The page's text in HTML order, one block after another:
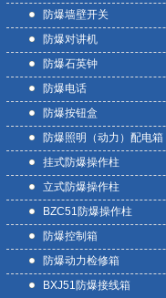
防爆墙壁开关
防爆对讲机
防爆石英钟
防爆电话
防爆按钮盒
防爆照明（动力）配电箱
挂式防爆操作柱
立式防爆操作柱
BZC51防爆操作柱
防爆控制箱
防爆动力检修箱
BXJ51防爆接线箱